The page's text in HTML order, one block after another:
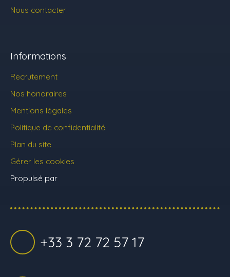
Nous contacter
Informations
Recrutement
Nos honoraires
Mentions légales
Politique de confidentialité
Plan du site
Gérer les cookies
Propulsé par
+33 3 72 72 57 17